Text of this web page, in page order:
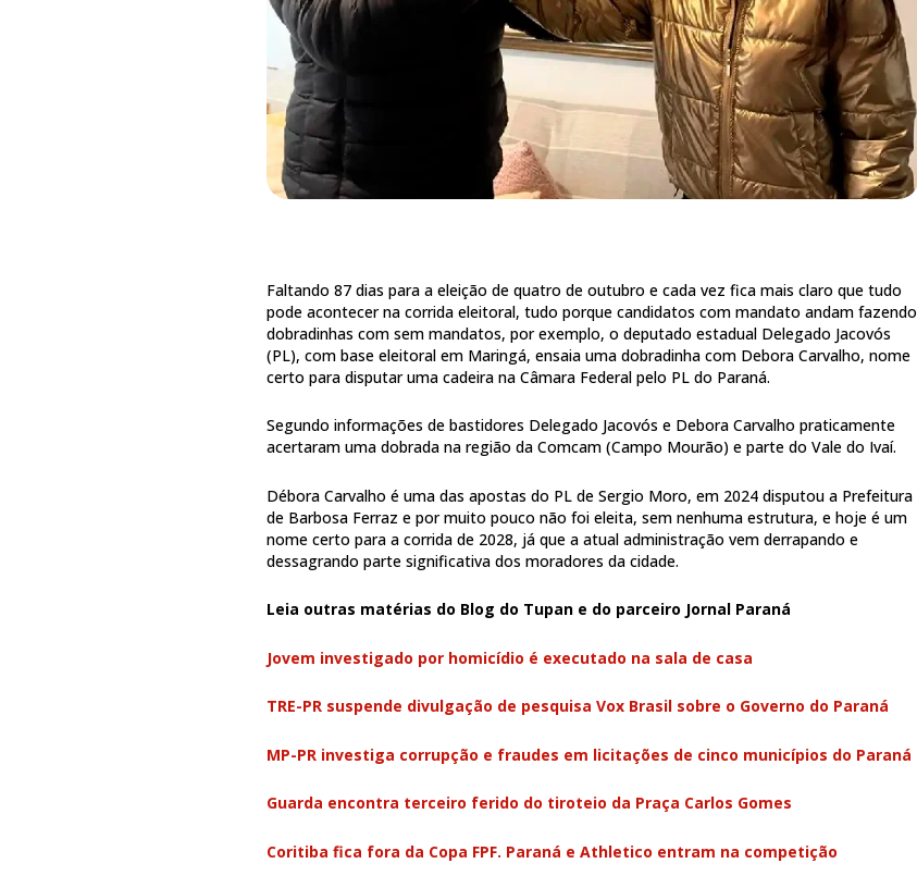
Faltando 87 dias para a eleição de quatro de outubro e cada vez fica mais claro que tudo
pode acontecer na corrida eleitoral, tudo porque candidatos com mandato andam fazendo
dobradinhas com sem mandatos, por exemplo, o deputado estadual Delegado Jacovós
(PL), com base eleitoral em Maringá, ensaia uma dobradinha com Debora Carvalho, nome
certo para disputar uma cadeira na Câmara Federal pelo PL do Paraná.
Segundo informações de bastidores Delegado Jacovós e Debora Carvalho praticamente
acertaram uma dobrada na região da Comcam (Campo Mourão) e parte do Vale do Ivaí.
Débora Carvalho é uma das apostas do PL de Sergio Moro, em 2024 disputou a Prefeitura
de Barbosa Ferraz e por muito pouco não foi eleita, sem nenhuma estrutura, e hoje é um
nome certo para a corrida de 2028, já que a atual administração vem derrapando e
dessagrando parte significativa dos moradores da cidade.
Leia outras matérias do Blog do Tupan e do parceiro Jornal Paraná
Jovem investigado por homicídio é executado na sala de casa
TRE-PR suspende divulgação de pesquisa Vox Brasil sobre o Governo do Paraná
MP-PR investiga corrupção e fraudes em licitações de cinco municípios do Paraná
Guarda encontra terceiro ferido do tiroteio da Praça Carlos Gomes
Coritiba fica fora da Copa FPF. Paraná e Athletico entram na competição